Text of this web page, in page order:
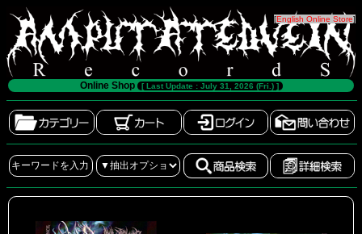
[English Online Store]
Online Shop [ Last Update : July 31, 2026 (Fri.) ]